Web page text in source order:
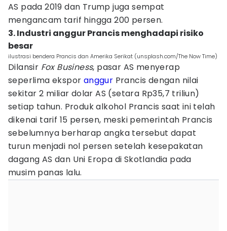
AS pada 2019 dan Trump juga sempat
mengancam tarif hingga 200 persen.
3. Industri anggur Prancis menghadapi risiko
besar
ilustrasi bendera Prancis dan Amerika Serikat (unsplash.com/The Now Time)
Dilansir Fox Business, pasar AS menyerap
seperlima ekspor anggur Prancis dengan nilai
sekitar 2 miliar dolar AS (setara Rp35,7 triliun)
setiap tahun. Produk alkohol Prancis saat ini telah
dikenai tarif 15 persen, meski pemerintah Prancis
sebelumnya berharap angka tersebut dapat
turun menjadi nol persen setelah kesepakatan
dagang AS dan Uni Eropa di Skotlandia pada
musim panas lalu.